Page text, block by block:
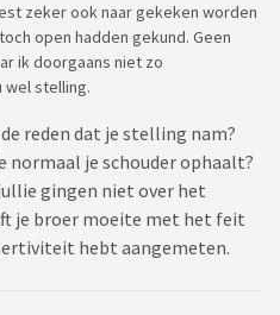
zeker ook naar gekeken worden
open hadden gekund. Geen
ik doorgaans niet zo
wel stelling.
reden dat je stelling nam?
normaal je schouder ophaalt?
gingen niet over het
je broer moeite met het feit
hebt aangemeten.